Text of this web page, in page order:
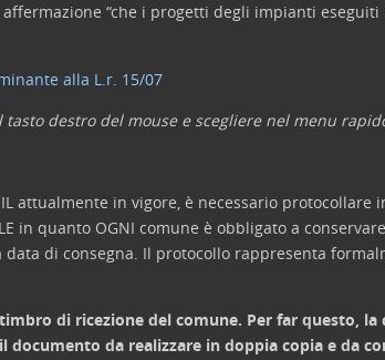
“che i progetti degli impianti
alla L.r. 15/07
destro del mouse e scegliere nel menu
attualmente in vigore, è necessario protocollare
in quanto OGNI comune è obbligato a
di consegna. Il protocollo rappresenta
di ricezione del comune. Per far questo,
documento da realizzare in doppia copia e da